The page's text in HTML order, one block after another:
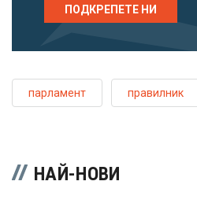
ПОДКРЕПЕТЕ НИ
парламент правилник
НАЙ-НОВИ